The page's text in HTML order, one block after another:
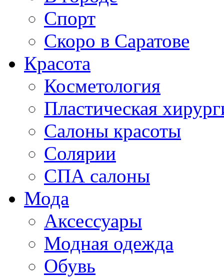
Спорт
Скоро в Саратове
Красота
Косметология
Пластическая
Салоны красоты
Солярии
СПА салоны
Мода
Аксессуары
Модная одежда
Обувь